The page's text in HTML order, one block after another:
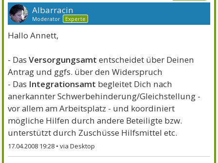
Albarracin
Moderator Experte
Hallo Annett,
- DasVersorgungsamt entscheidet über Deinen
Antrag und ggfs. über den Widerspruch
- Das Integrationsamt begleitet Dich nach
anerkannter Schwerbehinderung/Gleichstellung -
vor allem am Arbeitsplatz - und koordiniert
mögliche Hilfen durch andere Beteiligte bzw.
unterstützt durch Zuschüsse Hilfsmittel etc.
17.04.2008 19:28 •